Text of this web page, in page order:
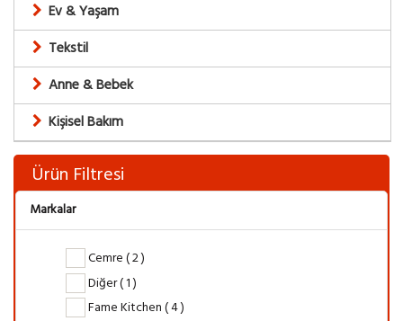
Ev & Yaşam
Tekstil
Anne & Bebek
Kişisel Bakım
Ürün Filtresi
Markalar
Cemre ( 2 )
Diğer ( 1 )
Fame Kitchen ( 4 )